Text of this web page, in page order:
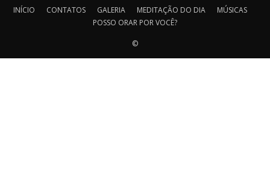
INÍCIO CONTATOS GALERIA MEDITAÇÃO DO DIA
MÚSICAS
POSSO ORAR POR VOCÊ?
©